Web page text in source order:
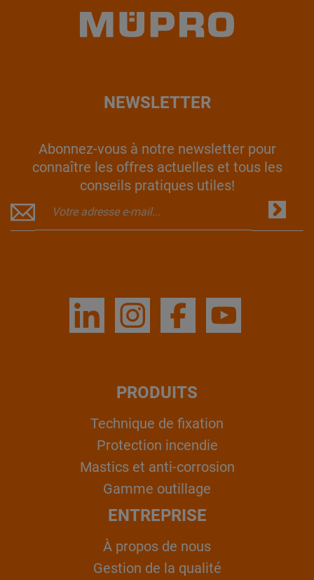
NEWSLETTER
Abonnez-vous à notre newsletter pour
connaître les offres actuelles et tous les
conseils pratiques utiles!
PRODUITS
Technique de fixation
Protection incendie
Mastics et anti-corrosion
Gamme outillage
ENTREPRISE
À propos de nous
Gestion de la qualité